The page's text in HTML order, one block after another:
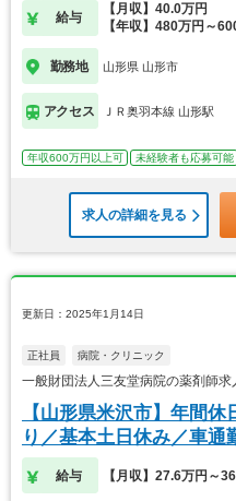
給与
【月収】40.0万円
【年収】480万円～
勤務地 山形県 山形市
アクセス ＪＲ奥羽本線 山形駅
年収600万円以上可 未経験者も応募可能
求人の詳細を見る
更新日：2025年1月14日
正社員 病院・クリニック
一般財団法人三友堂病院の薬剤師求
【山形県米沢市】年間
り／基本土日休み／車通
給与 【月収】27.6万円～